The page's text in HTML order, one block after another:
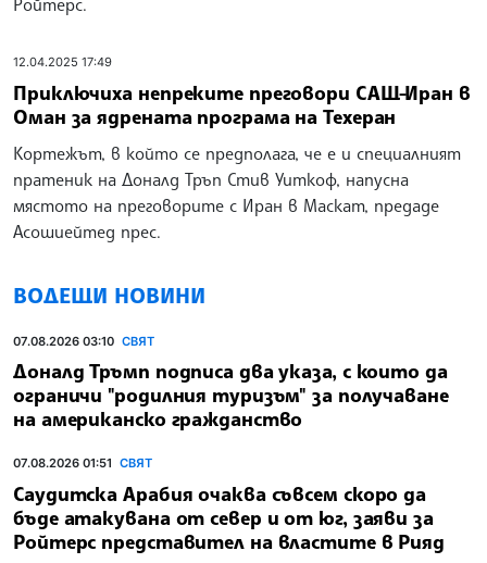
Ройтерс.
12.04.2025 17:49
Приключиха непреките преговори САЩ-Иран в
Оман за ядрената програма на Техеран
Кортежът, в който се предполага, че е и специалният
пратеник на Доналд Тръп Стив Уиткоф, напусна
мястото на преговорите с Иран в Маскат, предаде
Асошиейтед прес.
ВОДЕЩИ НОВИНИ
07.08.2026 03:10 СВЯТ
Доналд Тръмп подписа два указа, с които да
ограничи "родилния туризъм" за получаване
на американско гражданство
07.08.2026 01:51 СВЯТ
Саудитска Арабия очаква съвсем скоро да
бъде атакувана от север и от юг, заяви за
Ройтерс представител на властите в Рияд